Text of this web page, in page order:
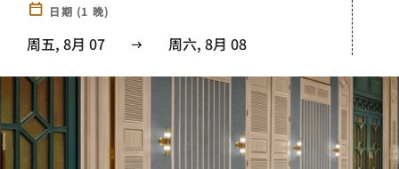
日期 (1 晚)
周五, 8月 07 周六, 8月 08